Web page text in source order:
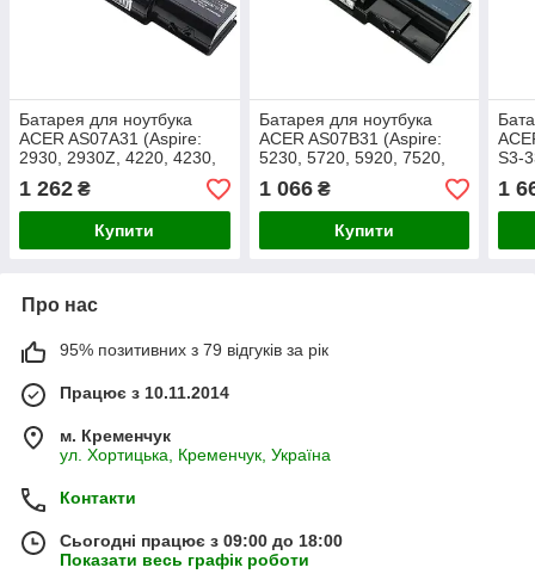
Батарея для ноутбука
ACER AS07A31 (Aspire:
2930, 2930Z, 4220, 4230,
4235, 4240, 4310, 5334,
5732Z, 7315) 11.1V
4400mAh, Black
1 262 ₴
Купити
Батарея для ноутбука
ACER AS07B31 (Aspire:
5230, 5720, 5920, 7520,
TravelMate: 7230, 7530,
7730) 11.1V 4400mAh,
Black
1 066₴
Купити
S3-
S3-
1
Про нас
95% позитивних з 79 відгуків за рік
Працює з 10.11.2014
м. Кременчук
ул. Хортицька, Кременчук, Україна
Контакти
Сьогодні працює з 09:00 до 18:00
Показати весь графік роботи